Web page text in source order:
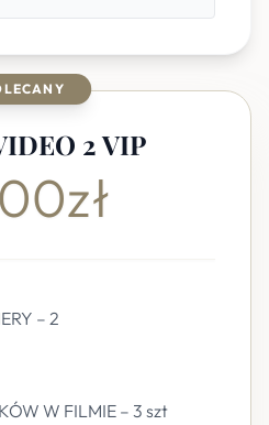
2 VIP
– 2
W FILMIE – 3 szt